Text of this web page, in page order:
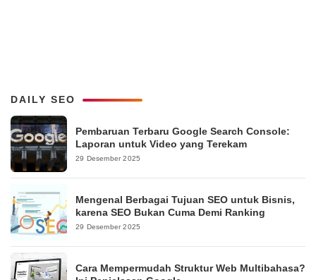
DAILY SEO
Pembaruan Terbaru Google Search Console:
Laporan untuk Video yang Terekam
29 Desember 2025
Mengenal Berbagai Tujuan SEO untuk Bisnis,
karena SEO Bukan Cuma Demi Ranking
29 Desember 2025
Cara Mempermudah Struktur Web Multibahasa?